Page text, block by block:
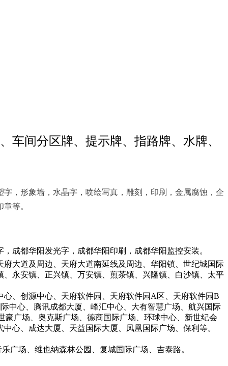
车间分区牌、提示牌、指路牌、水牌、
形象墙，水晶字，喷绘写真，雕刻，印刷，金属腐蚀，企
等。
都华阳发光字，成都华阳印刷，成都华阳监控安装。
大道及周边、天府大道南延线及周边、华阳镇、世纪城国际
永安镇、正兴镇、万安镇、煎茶镇、兴隆镇、白沙镇、太平
、创源中心、天府软件园、天府软件园A区、天府软件园B
中心、腾讯成都大厦、峰汇中心、大有智慧广场、航兴国际
广场、奥克斯广场、德商国际广场、环球中心、新世纪会
心、成达大厦、天益国际大厦、凤凰国际广场、保利等。
场、维也纳森林公园、复城国际广场、吉泰路。